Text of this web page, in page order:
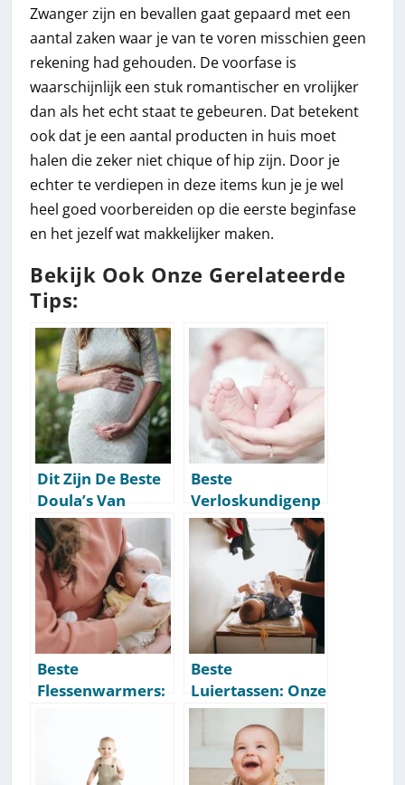
Zwanger zijn en bevallen gaat gepaard met een
aantal zaken waar je van te voren misschien geen
rekening had gehouden. De voorfase is
waarschijnlijk een stuk romantischer en vrolijker
dan als het echt staat te gebeuren. Dat betekent
ook dat je een aantal producten in huis moet
halen die zeker niet chique of hip zijn. Door je
echter te verdiepen in deze items kun je je wel
heel goed voorbereiden op die eerste beginfase
en het jezelf wat makkelijker maken.
Bekijk Ook Onze Gerelateerde
Tips:
Dit Zijn De Beste
Doula’s Van
Nederland [Top
50]
Beste
Verloskundigenp
raktijken: Top 10
Nederland [2026
Update]
Beste
Flessenwarmers:
Aanbevelingen
[Getest] [2026]
Beste
Luiertassen: Onze
Aanbevelingen
[Getest] [2026]